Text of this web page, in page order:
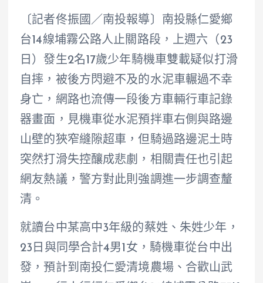
〔記者佟振國／南投報導〕南投縣仁愛鄉
台14線埔霧公路人止關路段，上週六（23
日）發生2名17歲少年騎機車雙載疑似打滑
自摔，被後方閃避不及的水泥車輾過不幸
身亡，網路也流傳一段後方車輛行車記錄
器畫面，見機車從水泥預拌車右側與路邊
山壁的狹窄縫隙超車，但騎過路邊泥土時
突然打滑失控釀成悲劇，相關責任也引起
網友熱議，警方對此則強調進一步調查釐
清。
就讀台中某高中3年級的蔡姓、朱姓少年，
23日與同學合計4男1女，騎機車從台中出
發，預計到南投仁愛清境農場、合歡山武